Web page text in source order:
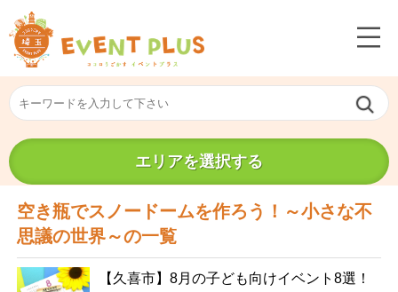
エリアを選択する
空き瓶でスノードームを作ろう！～小さな不
思議の世界～の一覧
【久喜市】8月の子ども向けイベント8選！